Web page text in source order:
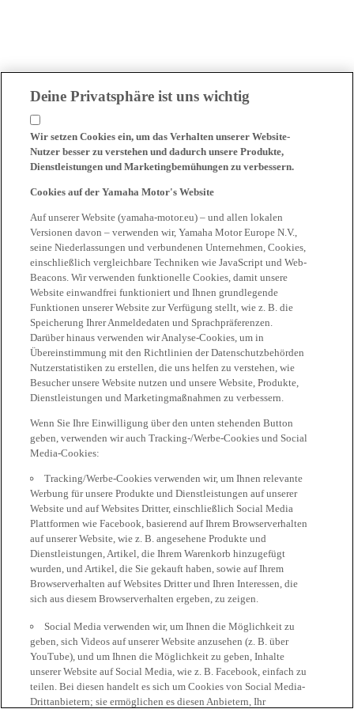
Deine Privatsphäre ist uns wichtig
Wir setzen Cookies ein, um das Verhalten unserer Website-
Nutzer besser zu verstehen und dadurch unsere Produkte,
Dienstleistungen und Marketingbemühungen zu verbessern.
Cookies auf der Yamaha Motor's Website
Auf unserer Website (yamaha-motor.eu) – und allen lokalen
Versionen davon – verwenden wir, Yamaha Motor Europe N.V.,
seine Niederlassungen und verbundenen Unternehmen, Cookies,
einschließlich vergleichbare Techniken wie JavaScript und Web-
Beacons. Wir verwenden funktionelle Cookies, damit unsere
Website einwandfrei funktioniert und Ihnen grundlegende
Funktionen unserer Website zur Verfügung stellt, wie z. B. die
Speicherung Ihrer Anmeldedaten und Sprachpräferenzen.
Darüber hinaus verwenden wir Analyse-Cookies, um in
Übereinstimmung mit den Richtlinien der Datenschutzbehörden
Nutzerstatistiken zu erstellen, die uns helfen zu verstehen, wie
Besucher unsere Website nutzen und unsere Website, Produkte,
Dienstleistungen und Marketingmaßnahmen zu verbessern.
Wenn Sie Ihre Einwilligung über den unten stehenden Button
geben, verwenden wir auch Tracking-/Werbe-Cookies und Social
Media-Cookies:
Tracking/Werbe-Cookies verwenden wir, um Ihnen relevante
Werbung für unsere Produkte und Dienstleistungen auf unserer
Website und auf Websites Dritter, einschließlich Social Media
Plattformen wie Facebook, basierend auf Ihrem Browserverhalten
auf unserer Website, wie z. B. angesehene Produkte und
Dienstleistungen, Artikel, die Ihrem Warenkorb hinzugefügt
wurden, und Artikel, die Sie gekauft haben, sowie auf Ihrem
Browserverhalten auf Websites Dritter und Ihren Interessen, die
sich aus diesem Browserverhalten ergeben, zu zeigen.
Social Media verwenden wir, um Ihnen die Möglichkeit zu
geben, sich Videos auf unserer Website anzusehen (z. B. über
YouTube), und um Ihnen die Möglichkeit zu geben, Inhalte
unserer Website auf Social Media, wie z. B. Facebook, einfach zu
teilen. Bei diesen handelt es sich um Cookies von Social Media-
Drittanbietern; sie ermöglichen es diesen Anbietern, Ihr